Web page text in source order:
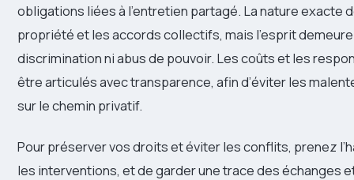
obligations liées à l’entretien partagé. La nature exacte
propriété et les accords collectifs, mais l’esprit
discrimination ni abus de pouvoir. Les coûts et les
être articulés avec transparence, afin d’éviter les
sur le chemin privatif.
Pour préserver vos droits et éviter les conflits, prenez
les interventions, et de garder une trace des échanges